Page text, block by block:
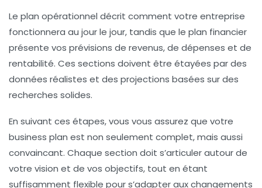
Le plan opérationnel décrit comment votre entreprise
fonctionnera au jour le jour, tandis que le plan financier
présente vos prévisions de revenus, de dépenses et de
rentabilité. Ces sections doivent être étayées par des
données réalistes et des projections basées sur des
recherches solides.
En suivant ces étapes, vous vous assurez que votre
business plan est non seulement complet, mais aussi
convaincant. Chaque section doit s’articuler autour de
votre vision et de vos objectifs, tout en étant
suffisamment flexible pour s’adapter aux changements